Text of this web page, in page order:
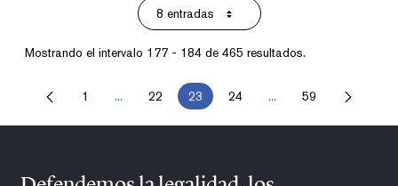
8 entradasPor página
Mostrando el intervalo 177 - 184 de 465 resultados.
Página
1 ...Páginas intermedias Use TAB para desplazarse.
Página
22 Página
23 Página
24 ...Páginas intermedias
Página
59